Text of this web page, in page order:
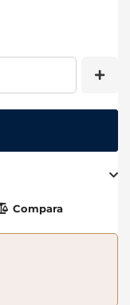
Compara